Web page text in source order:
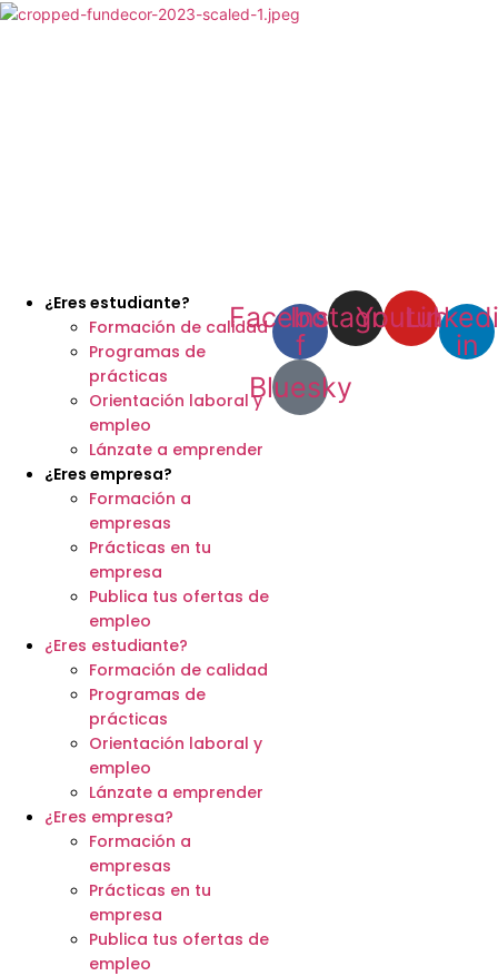
Ir
¿Eres estudiante?
Formación de calidad
Programas de
prácticas
Orientación laboral y
empleo
Lánzate a emprender
¿Eres empresa?
Formación a
empresas
Prácticas en tu
empresa
Publica tus ofertas de
empleo
¿Eres estudiante?
Formación de calidad
Programas de
prácticas
Orientación laboral y
empleo
Lánzate a emprender
¿Eres empresa?
Formación a
empresas
Prácticas en tu
empresa
Publica tus ofertas de
empleo
Facebook-
f
Instagram
Youtube
in
Bluesky